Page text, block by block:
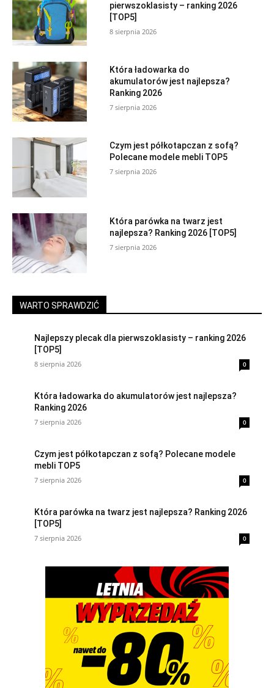
pierwszoklasisty – ranking 2026
[TOP5]
8 sierpnia 2026
Która ładowarka do
akumulatorów jest najlepsza?
Ranking 2026
7 sierpnia 2026
Czym jest półkotapczan z sofą?
Polecane modele mebli TOP5
7 sierpnia 2026
Która parówka na twarz jest
najlepsza? Ranking 2026 [TOP5]
7 sierpnia 2026
WARTO SPRAWDZIĆ
Najlepszy plecak dla pierwszoklasisty – ranking 2026
[TOP5]
8 sierpnia 2026 0
Która ładowarka do akumulatorów jest najlepsza?
Ranking 2026
7 sierpnia 2026 0
Czym jest półkotapczan z sofą? Polecane modele
mebli TOP5
7 sierpnia 2026 0
Która parówka na twarz jest najlepsza? Ranking 2026
[TOP5]
7 sierpnia 2026 0